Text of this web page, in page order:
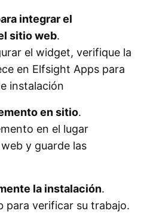
integrar el
sitio web.
el widget, verifique la
en Elfsight Apps para
instalación
en sitio.
en el lugar
y guarde las
la instalación.
para verificar su trabajo.